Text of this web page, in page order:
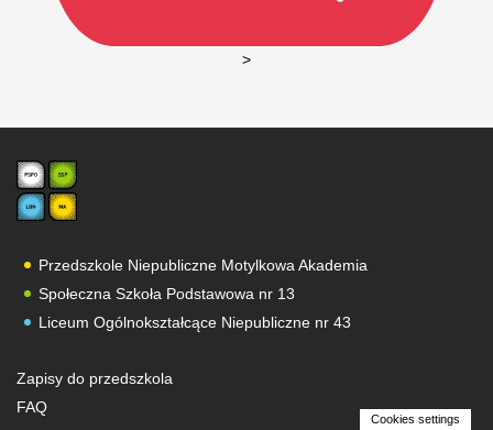
>
Przedszkole Niepubliczne Motylkowa Akademia
Społeczna Szkoła Podstawowa nr 13
Liceum Ogólnokształcące Niepubliczne nr 43
Zapisy do przedszkola
FAQ
Cookies settings